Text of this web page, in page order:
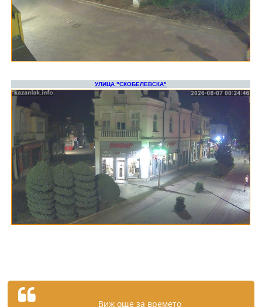
Виж още за времето